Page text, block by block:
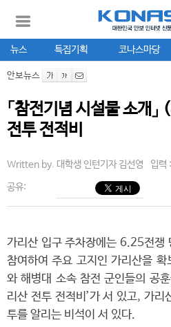
뉴스 특집기획 코나스마당
안보뉴스
「참전기념 시설물 소개
전투 전적비
Written by. 대학생 인턴기자 김선영 입
공유:
가리산 입구 주차장에는 6.25전쟁
참여하여 주요 고지인 가리산을 확
와 해병대 소속 참전 군인들의 공
리산 전투 전적비’가 서 있고, 가리
투를 알리는 비석이 서 있다.